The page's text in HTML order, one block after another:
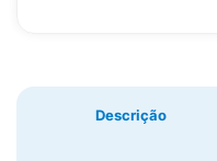
Descrição